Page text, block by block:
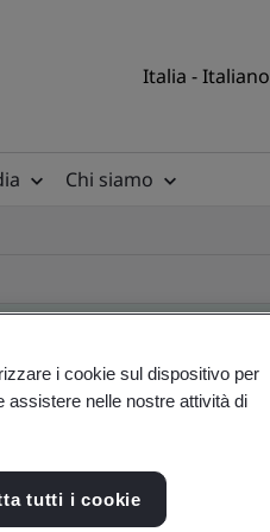
Italia - Italiano
Chi siamo
i cookie sul dispositivo per
assistere nelle nostre attività di
tutti i cookie